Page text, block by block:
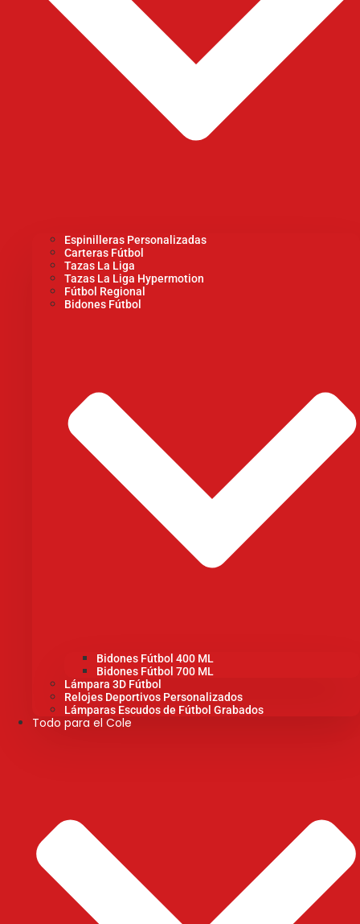
Espinilleras Personalizadas
Carteras Fútbol
Tazas La Liga
Tazas La Liga Hypermotion
Fútbol Regional
Bidones Fútbol
Bidones Fútbol 400 ML
Bidones Fútbol 700 ML
Lámpara 3D Fútbol
Relojes Deportivos Personalizados
Lámparas Escudos de Fútbol Grabados
Todo para el Cole